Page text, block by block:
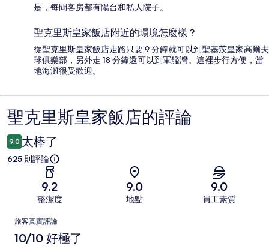
是，每間客房都有陽台和私人院子。
聖克里斯皇家飯店附近的環境怎麼樣？
從聖克里斯皇家飯店走路只要 9 分鐘就可以到聖基茨皇家高爾夫
球俱樂部，另外走 18 分鐘還可以到軍艦灣。這裡步行方便，當
地海灘很受歡迎。
評
論
聖克里斯皇家飯店的評論
9.0 太棒了
625 則評論
9.2
整潔度
9.0
地點
9.0
員工素質
評
論
旅客真實評論
10/10 好極了